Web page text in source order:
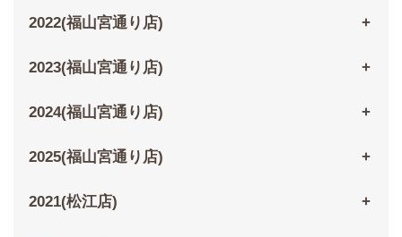
2022(福山宮通り店)
2023(福山宮通り店)
2024(福山宮通り店)
2025(福山宮通り店)
2021(松江店)